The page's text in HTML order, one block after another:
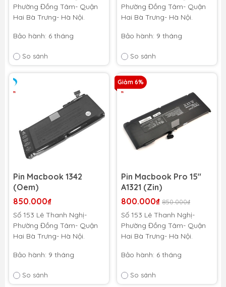
Phường Đồng Tâm- Quận
Hai Bà Trưng- Hà Nội.
Bảo hành: 6 tháng
So sánh
Phường Đồng Tâm- Quận
Hai Bà Trưng- Hà Nội.
Bảo hành: 9 tháng
So sánh
Pin Macbook 1342
(Oem)
850.000₫
Số 153 Lê Thanh Nghị-
Phường Đồng Tâm- Quận
Hai Bà Trưng- Hà Nội.
Bảo hành: 9 tháng
So sánh
Giảm 6%
Pin Macbook Pro 15"
A1321 (Zin)
800.000₫ 850.000₫
Số 153 Lê Thanh Nghị-
Phường Đồng Tâm- Quận
Hai Bà Trưng- Hà Nội.
Bảo hành: 6 tháng
So sánh